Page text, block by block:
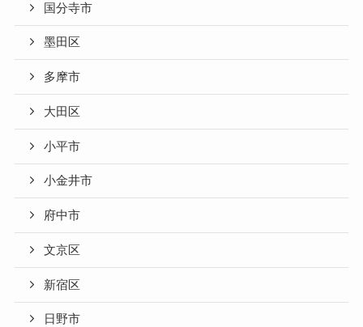
国分寺市
墨田区
多摩市
大田区
小平市
小金井市
府中市
文京区
新宿区
日野市